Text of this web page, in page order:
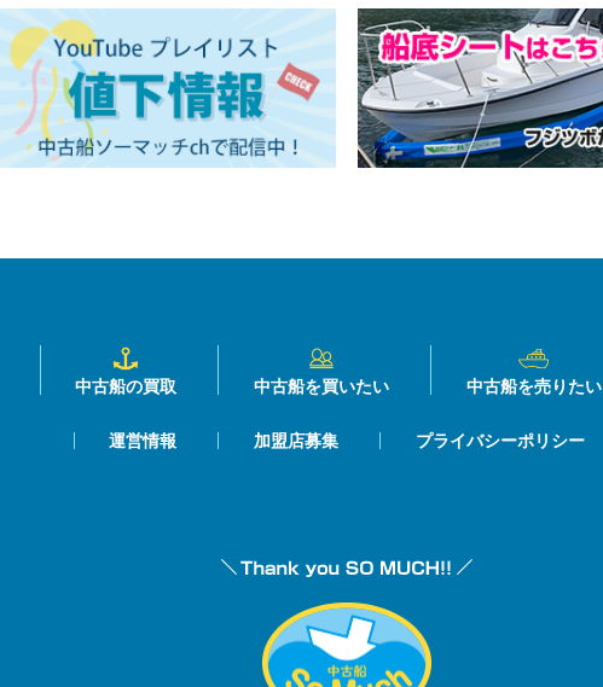
中古船の買取 中古船を買いたい 中古船を売りたい
運営情報 加盟店募集 プライバシーポリシー